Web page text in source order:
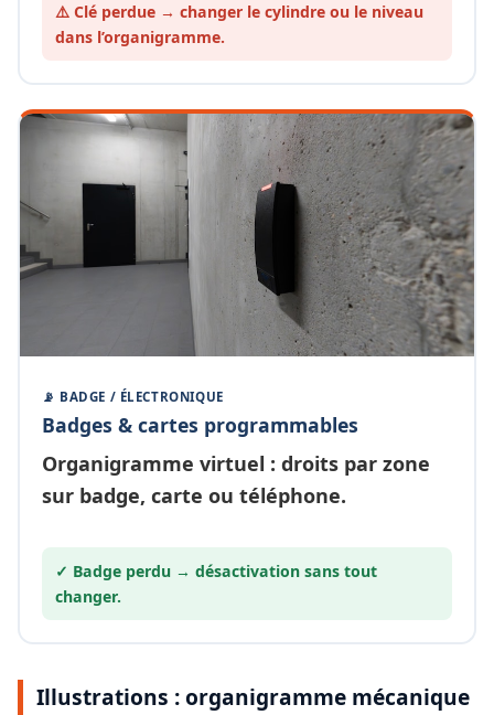
⚠️ Clé perdue → changer le cylindre ou le niveau
dans l’organigramme.
📡 BADGE / ÉLECTRONIQUE
Badges & cartes programmables
Organigramme virtuel : droits par zone
sur badge, carte ou téléphone.
✓ Badge perdu → désactivation sans tout
changer.
Illustrations : organigramme mécanique